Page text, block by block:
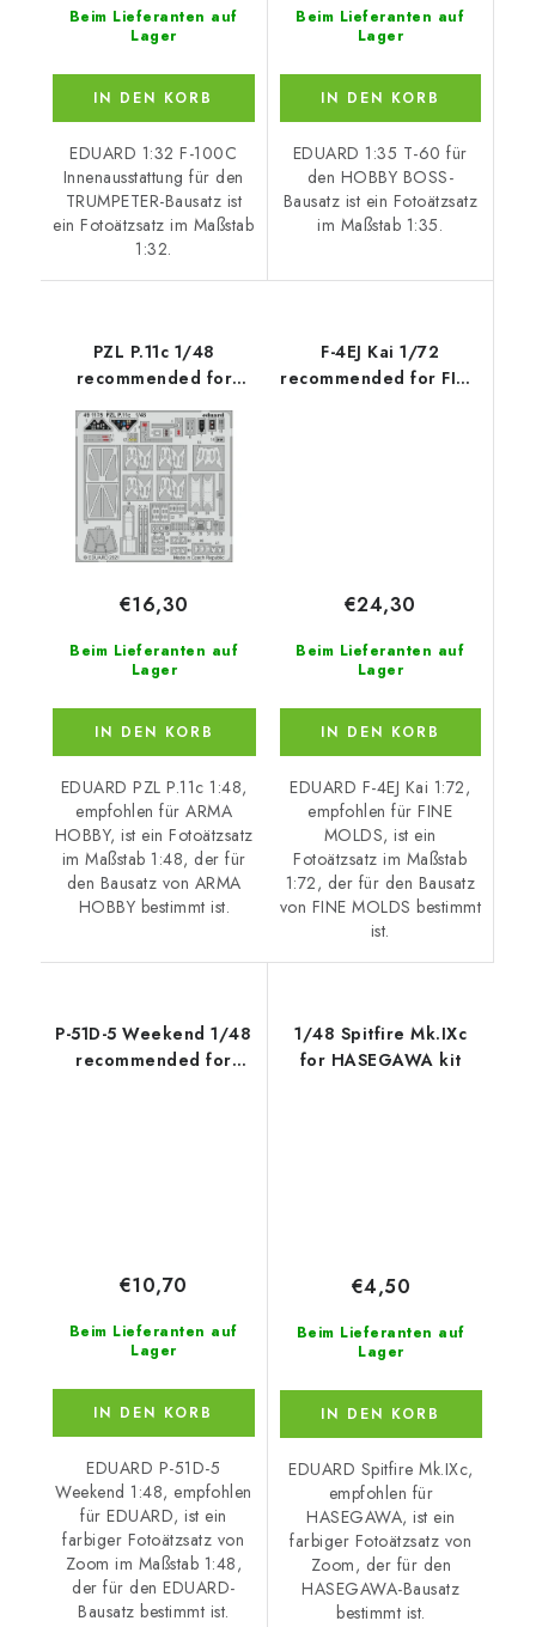
Beim Lieferanten auf
Lager
IN DEN KORB
EDUARD 1:32 F-100C
Innenausstattung für den
TRUMPETER-Bausatz ist
ein Fotoätzsatz im Maßstab
1:32.
Beim Lieferanten auf
Lager
IN DEN KORB
EDUARD 1:35 T-60 für
den HOBBY BOSS-
Bausatz ist ein Fotoätzsatz
im Maßstab 1:35.
PZL P.11c 1/48
recommended for
ARMA HOBBY
Beim Lieferanten auf
Lager
€16,30
IN DEN KORB
EDUARD PZL P.11c 1:48,
empfohlen für ARMA
HOBBY, ist ein Fotoätzsatz
im Maßstab 1:48, der für
den Bausatz von ARMA
HOBBY bestimmt ist.
F-4EJ Kai 1/72
recommended for FINE
Beim Lieferanten auf
Lager
€24,30
IN DEN KORB
EDUARD F-4EJ Kai 1:72,
empfohlen für FINE
MOLDS, ist ein
Fotoätzsatz im Maßstab
1:72, der für den Bausatz
von FINE MOLDS bestimmt
ist.
P-51D-5 Weekend 1/48
recommended for
Beim Lieferanten auf
Lager
€10,70
IN DEN KORB
EDUARD P-51D-5
Weekend 1:48, empfohlen
für EDUARD, ist ein
farbiger Fotoätzsatz von
Zoom im Maßstab 1:48,
der für den EDUARD-
Bausatz bestimmt ist.
1/48 Spitfire Mk.IXc
for HASEGAWA kit
Beim Lieferanten auf
Lager
€4,50
IN DEN KORB
EDUARD Spitfire Mk.IXc,
empfohlen für
HASEGAWA, ist ein
farbiger Fotoätzsatz von
Zoom, der für den
HASEGAWA-Bausatz
bestimmt ist.